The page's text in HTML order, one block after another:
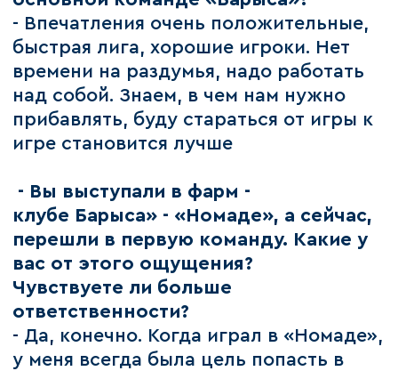
- Впечатления очень положительные,
быстрая лига, хорошие игроки. Нет
времени на раздумья, надо работать
над собой. Знаем, в чем нам нужно
прибавлять, буду стараться от игры к
игре становится лучше
- Вы выступали в фарм -
клубе Барыса» - «Номаде», а сейчас,
перешли в первую команду. Какие у
вас от этого ощущения?
Чувствуете ли больше
ответственности?
- Да, конечно. Когда играл в «Номаде»,
у меня всегда была цель попасть в